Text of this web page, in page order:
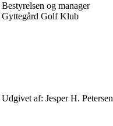
Bestyrelsen og manager
Gyttegård Golf Klub
Udgivet af: Jesper H. Petersen